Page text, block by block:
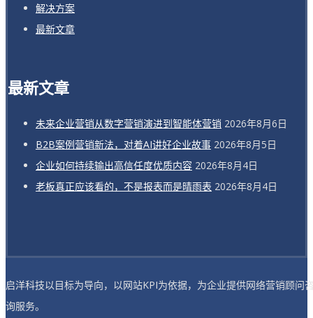
解决方案
最新文章
最新文章
未来企业营销从数字营销演进到智能体营销 2026年8月6日
B2B案例营销新法，对着AI讲好企业故事 2026年8月5日
企业如何持续输出高信任度优质内容 2026年8月4日
老板真正应该看的，不是报表而是晴雨表 2026年8月4日
启洋科技以目标为导向，以网站KPI为依据，为企业提供网络营销顾问
询服务。